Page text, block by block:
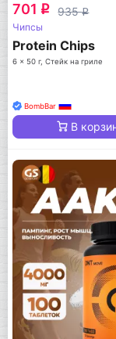
701 q 935q
Чипсы
Protein Chips
6 x 50 г, Стейк на гриле
BombBar
В